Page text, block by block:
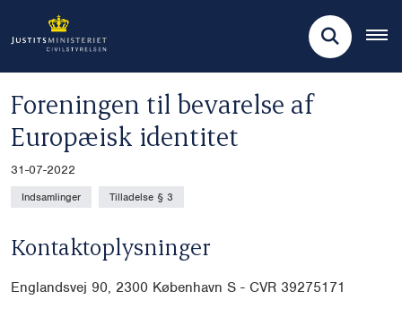
Foreningen til bevarelse af
Europæisk identitet
31-07-2022
Indsamlinger Tilladelse § 3
Kontaktoplysninger
Englandsvej 90, 2300 København S - CVR 39275171